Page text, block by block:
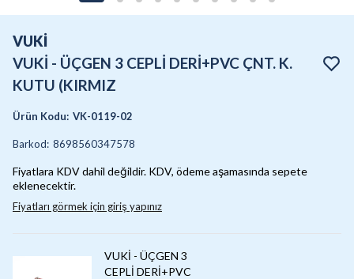
VUKİ
VUKİ - ÜÇGEN 3 CEPLİ DERİ+PVC ÇNT. K.
KUTU (KIRMIZ
Ürün Kodu: VK-0119-02
Barkod: 8698560347578
Fiyatlara KDV dahil değildir. KDV, ödeme aşamasında sepete
eklenecektir.
Fiyatları görmek için giriş yapınız
VUKİ - ÜÇGEN 3
CEPLİ DERİ+PVC